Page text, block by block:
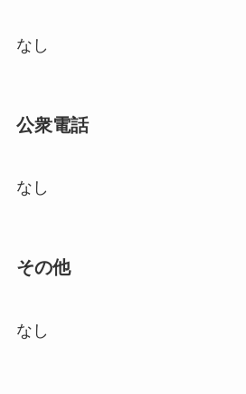
なし
公衆電話
なし
その他
なし